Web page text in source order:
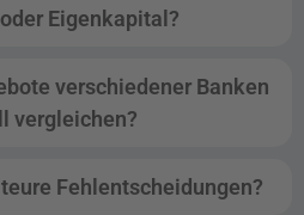
Eigenkapital?
verschiedener Banken
vergleichen?
Fehlentscheidungen?